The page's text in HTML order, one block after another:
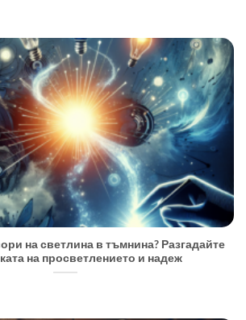
на светлина в тъмнина? Разгадайте
на просветлението и надеж